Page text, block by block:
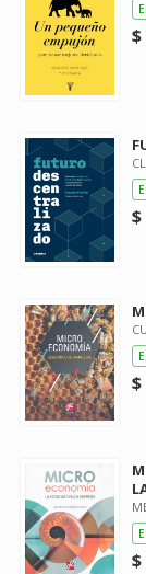
$
$
$
$